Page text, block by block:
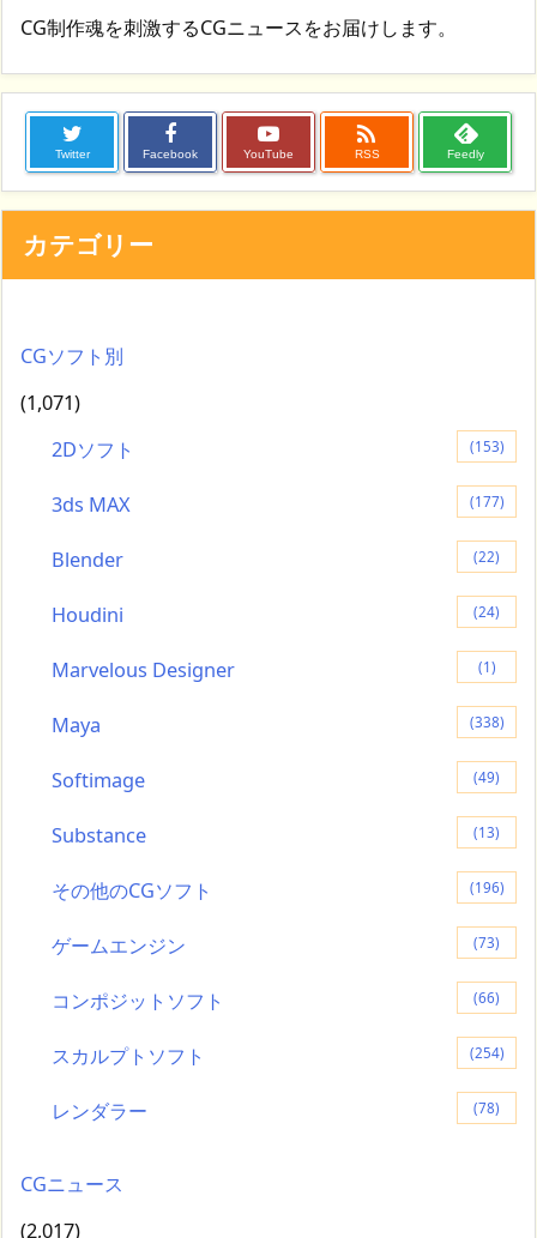
CG制作魂を刺激するCGニュースをお届けします。
Twitter Facebook YouTube

RSS Feedly
カテゴリー
CGソフト別
(1,071)
2Dソフト
(153)
3ds MAX (177)
Blender (22)
Houdini (24)
Marvelous Designer (1)
Maya (338)
Softimage (49)
Substance (13)
その他のCGソフト (196)
ゲームエンジン (73)
コンポジットソフト (66)
スカルプトソフト (254)
レンダラー (78)
CGニュース
(2,017)